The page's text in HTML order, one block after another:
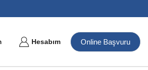
Hesabım Online Başvuru